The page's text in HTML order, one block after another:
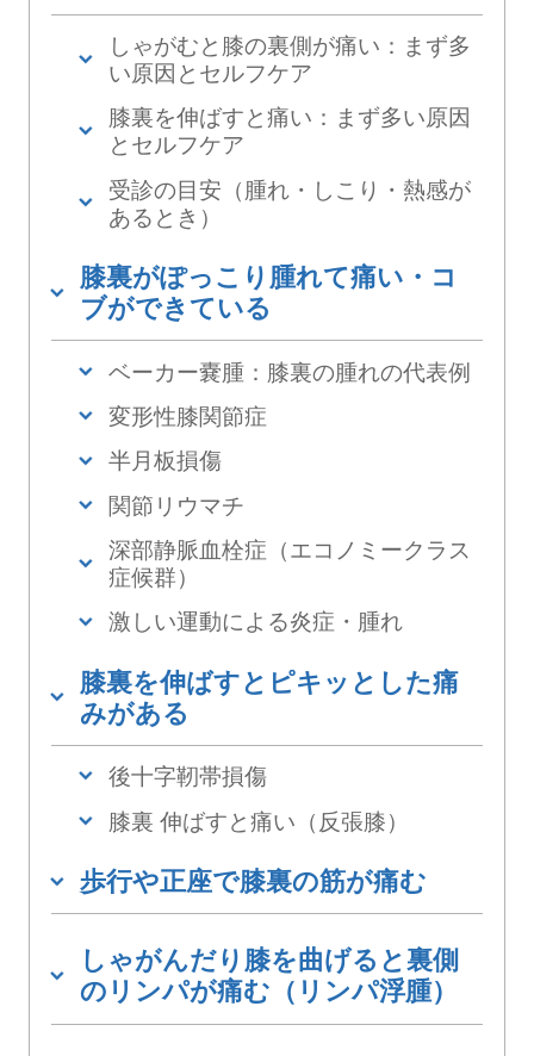
しゃがむと膝の裏側が痛い：まず多
い原因とセルフケア
膝裏を伸ばすと痛い：まず多い原因
とセルフケア
受診の目安（腫れ・しこり・熱感が
あるとき）
膝裏がぽっこり腫れて痛い・コ
ブができている
ベーカー嚢腫：膝裏の腫れの代表例
変形性膝関節症
半月板損傷
関節リウマチ
深部静脈血栓症（エコノミークラス
症候群）
激しい運動による炎症・腫れ
膝裏を伸ばすとピキッとした痛
みがある
後十字靭帯損傷
膝裏 伸ばすと痛い（反張膝）
歩行や正座で膝裏の筋が痛む
しゃがんだり膝を曲げると裏側
のリンパが痛む（リンパ浮腫）